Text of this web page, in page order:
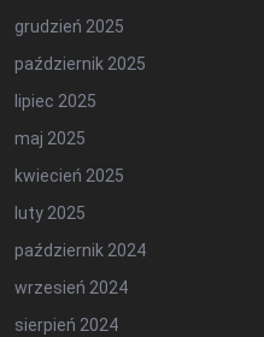
grudzień 2025
październik 2025
lipiec 2025
maj 2025
kwiecień 2025
luty 2025
październik 2024
wrzesień 2024
sierpień 2024